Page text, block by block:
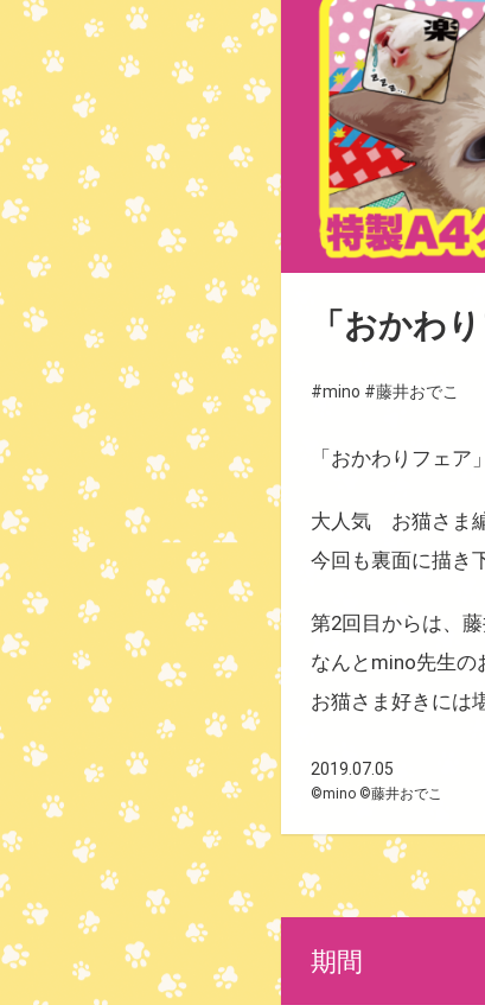
「おかわ
#mino #藤井おでこ
「おかわりフェ
大人気 お猫さま
今回も裏面に描き
第2回目からは、
なんとmino先生の
お猫さま好きには
2019.07.05
©mino ©藤井おでこ
期間